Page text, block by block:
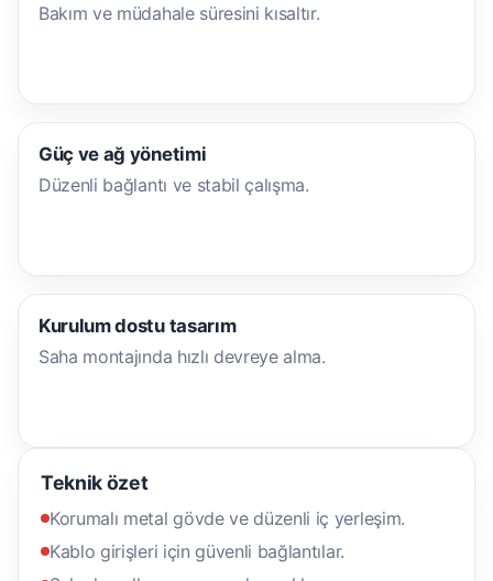
Bakım ve müdahale süresini kısaltır.
Güç ve ağ yönetimi
Düzenli bağlantı ve stabil çalışma.
Kurulum dostu tasarım
Saha montajında hızlı devreye alma.
Teknik özet
Korumalı metal gövde ve düzenli iç yerleşim.
Kablo girişleri için güvenli bağlantılar.